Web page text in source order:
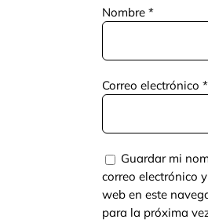
Nombre *
Correo electrónico *
Guardar mi
correo electrónico
web en este
para la próxima